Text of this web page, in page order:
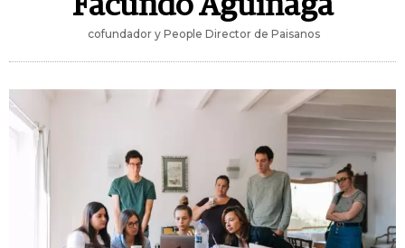
cofundador y People Director de Paisanos